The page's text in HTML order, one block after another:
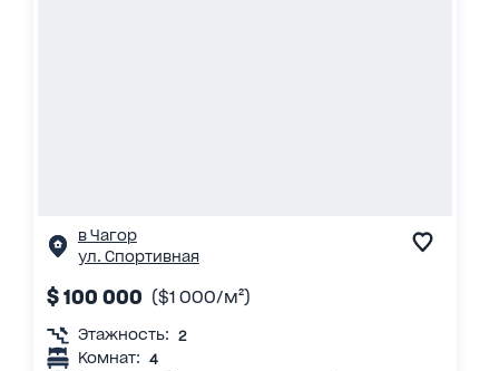
в Чагор
ул. Спортивная
$ 100 000 ($1 000/м²)
Этажность: 2
Комнат: 4